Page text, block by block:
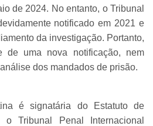
de 2024. No entanto, o Tribunal
notificado em 2021 e
da investigação. Portanto,
de uma nova notificação, nem
dos mandados de prisão.
é signatária do Estatuto de
o Tribunal Penal Internacional